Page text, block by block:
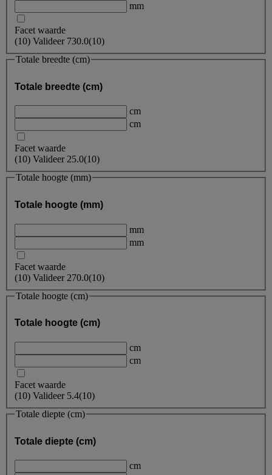
mm
Facet waarde
(10) Valideer 730.0(10)
Totale breedte (cm)
Totale breedte (cm)
cm
cm
Facet waarde
(10) Valideer25.0(10)
Totale hoogte (mm)
Totale hoogte (mm)
mm
mm
Facet waarde
(10) Valideer 270.0(10)
Totale hoogte (cm)
Totale hoogte (cm)
cm
cm
Facet waarde
(10) Valideer 5.4(10)
Totale diepte (cm)
Totale diepte (cm)
cm